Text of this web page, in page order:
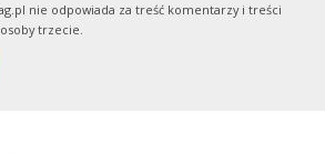
nie odpowiada za treść komentarzy i treści
trzecie.